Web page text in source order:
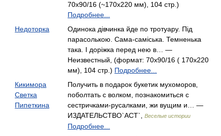
70х90/16 (~170х220 мм), 104 стр.)
Подробнее...
Недоторка
Одинока дівчинка йде по тротуару. Під
парасолькою. Сама-саміська. Темненька
така. І доріжка перед нею в… —
Неизвестный, (формат: 70х90/16 ( 170х220
мм), 104 стр.) Подробнее...
Кикимора
Светка
Пипеткина
Получить в подарок букетик мухоморов,
поболтать с волком, познакомиться с
сестричками-русалками, жи вущим и… —
ИЗДАТЕЛЬСТВО`АСТ`,
Веселые истории
Подробнее...